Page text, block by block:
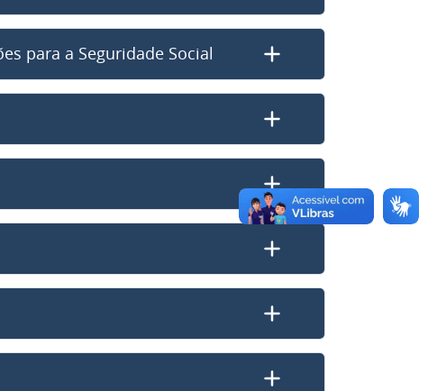
para a Seguridade Social